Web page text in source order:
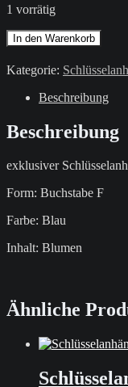
1 vorrätig
Schlüsselanhänger
/
Blau
Buchstabe
Menge
In den Warenkorb
Kategorie:
Beschreibung
Beschreibung
exklusiver
Form: Buchstabe F
Farbe: Blau
Inhalt: Blumen
Ähnliche